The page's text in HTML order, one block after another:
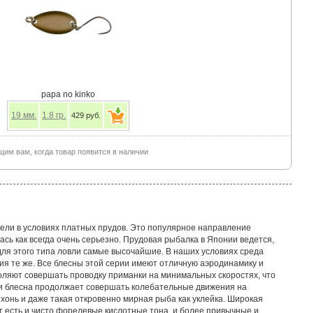
papa no kinko
19 мм. 1.8 гр. 429 руб.
вам, когда товар появится в наличии
в условиях платных прудов. Это популярное направление
как всегда очень серьезно. Прудовая рыбалка в Японии ведется,
этого типа ловли самые высочайшие. В наших условиях среда
те же. Все блесны этой серии имеют отличную аэродинамику и
совершать проводку приманки на минимальных скоростях, что
продолжает совершать колебательные движения на
и даже такая откровенно мирная рыба как уклейка. Широкая
и чисто форелевые кислотные тона, и более привычные и